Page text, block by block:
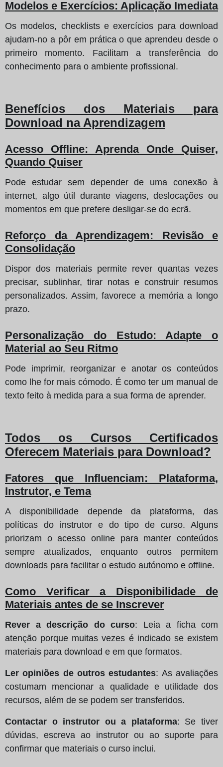
Modelos e Exercícios: Aplicação Imediata
Os modelos, checklists e exercícios para download
ajudam-no a pôr em prática o que aprendeu desde o
primeiro momento. Facilitam a transferência do
conhecimento para o ambiente profissional.
Benefícios dos Materiais para
Download na Aprendizagem
Acesso Offline: Aprenda Onde Quiser,
Quando Quiser
Pode estudar sem depender de uma conexão à
internet, algo útil durante viagens, deslocações ou
momentos em que prefere desligar-se do ecrã.
Reforço da Aprendizagem: Revisão e
Consolidação
Dispor dos materiais permite rever quantas vezes
precisar, sublinhar, tirar notas e construir resumos
personalizados. Assim, favorece a memória a longo
prazo.
Personalização do Estudo: Adapte o
Material ao Seu Ritmo
Pode imprimir, reorganizar e anotar os conteúdos
como lhe for mais cómodo. É como ter um manual de
texto feito à medida para a sua forma de aprender.
Todos os Cursos Certificados
Oferecem Materiais para Download?
Fatores que Influenciam: Plataforma,
Instrutor, e Tema
A disponibilidade depende da plataforma, das
políticas do instrutor e do tipo de curso. Alguns
priorizam o acesso online para manter conteúdos
sempre atualizados, enquanto outros permitem
downloads para facilitar o estudo autónomo e offline.
Como Verificar a Disponibilidade de
Materiais antes de se Inscrever
Rever a descrição do curso: Leia a ficha com
atenção porque muitas vezes é indicado se existem
materiais para download e em que formatos.
Ler opiniões de outros estudantes: As avaliações
costumam mencionar a qualidade e utilidade dos
recursos, além de se podem ser transferidos.
Contactar o instrutor ou a plataforma: Se tiver
dúvidas, escreva ao instrutor ou ao suporte para
confirmar que materiais o curso inclui.